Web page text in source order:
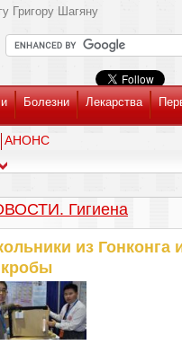
Григору Шагяну
Болезни Лекарства
АНОНС
Гигиена
из